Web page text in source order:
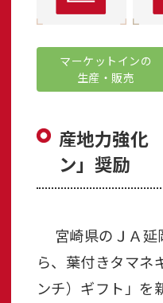
マーケットインの
生産・販売
産地力強化
ン」奨励
宮崎県のＪＡ延
ら、葉付きタマネ
ンチ）ギフト」を